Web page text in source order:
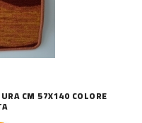
CM 57X140 COLORE